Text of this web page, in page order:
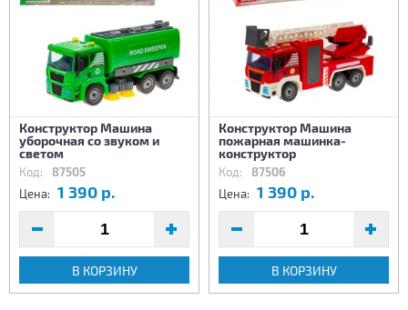
Конструктор Машина
уборочная со звуком и
светом
Код: 87505
Цена: 1 390 р.
В КОРЗИНУ
Конструктор Машина
пожарная машинка-
конструктор
Код: 87506
Цена: 1 390 р.
В КОРЗИНУ